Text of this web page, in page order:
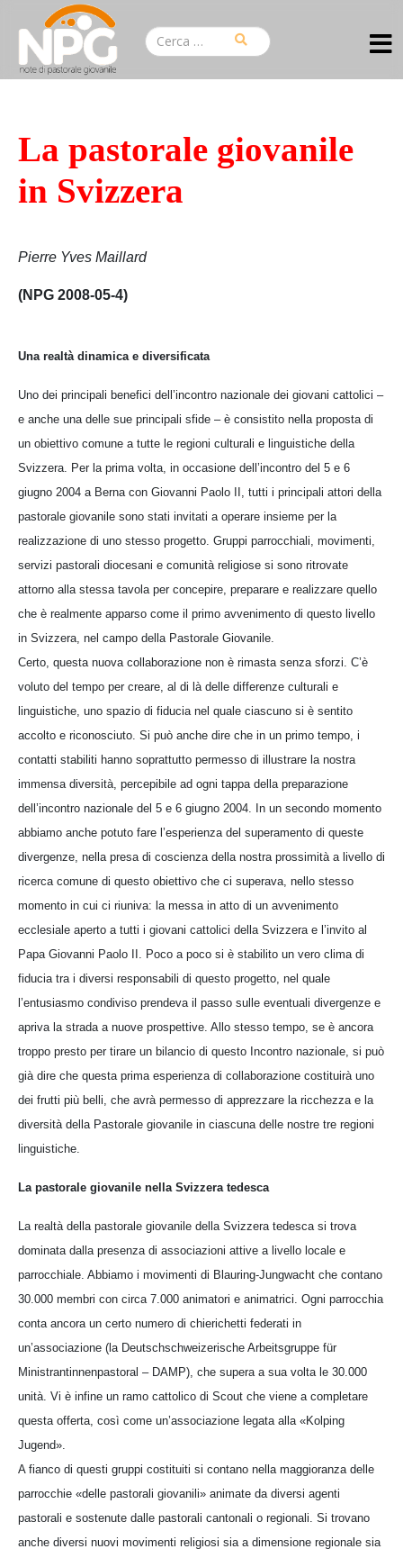
La pastorale giovanile
in Svizzera
Pierre Yves Maillard
(NPG 2008-05-4)
Una realtà dinamica e diversificata
Uno dei principali benefici dell’incontro nazionale dei giovani cattolici –
e anche una delle sue principali sfide – è consistito nella proposta di
un obiettivo comune a tutte le regioni culturali e linguistiche della
Svizzera. Per la prima volta, in occasione dell’incontro del 5 e 6
giugno 2004 a Berna con Giovanni Paolo II, tutti i principali attori della
pastorale giovanile sono stati invitati a operare insieme per la
realizzazione di uno stesso progetto. Gruppi parrocchiali, movimenti,
servizi pastorali diocesani e comunità religiose si sono ritrovate
attorno alla stessa tavola per concepire, preparare e realizzare quello
che è realmente apparso come il primo avvenimento di questo livello
in Svizzera, nel campo della Pastorale Giovanile.
Certo, questa nuova collaborazione non è rimasta senza sforzi. C’è
voluto del tempo per creare, al di là delle differenze culturali e
linguistiche, uno spazio di fiducia nel quale ciascuno si è sentito
accolto e riconosciuto. Si può anche dire che in un primo tempo, i
contatti stabiliti hanno soprattutto permesso di illustrare la nostra
immensa diversità, percepibile ad ogni tappa della preparazione
dell’incontro nazionale del 5 e 6 giugno 2004. In un secondo momento
abbiamo anche potuto fare l’esperienza del superamento di queste
divergenze, nella presa di coscienza della nostra prossimità a livello di
ricerca comune di questo obiettivo che ci superava, nello stesso
momento in cui ci riuniva: la messa in atto di un avvenimento
ecclesiale aperto a tutti i giovani cattolici della Svizzera e l’invito al
Papa Giovanni Paolo II. Poco a poco si è stabilito un vero clima di
fiducia tra i diversi responsabili di questo progetto, nel quale
l’entusiasmo condiviso prendeva il passo sulle eventuali divergenze e
apriva la strada a nuove prospettive. Allo stesso tempo, se è ancora
troppo presto per tirare un bilancio di questo Incontro nazionale, si può
già dire che questa prima esperienza di collaborazione costituirà uno
dei frutti più belli, che avrà permesso di apprezzare la ricchezza e la
diversità della Pastorale giovanile in ciascuna delle nostre tre regioni
linguistiche.
La pastorale giovanile nella Svizzera tedesca
La realtà della pastorale giovanile della Svizzera tedesca si trova
dominata dalla presenza di associazioni attive a livello locale e
parrocchiale. Abbiamo i movimenti di Blauring-Jungwacht che contano
30.000 membri con circa 7.000 animatori e animatrici. Ogni parrocchia
conta ancora un certo numero di chierichetti federati in
un’associazione (la Deutschschweizerische Arbeitsgruppe für
Ministrantinnenpastoral – DAMP), che supera a sua volta le 30.000
unità. Vi è infine un ramo cattolico di Scout che viene a completare
questa offerta, così come un’associazione legata alla «Kolping
Jugend».
A fianco di questi gruppi costituiti si contano nella maggioranza delle
parrocchie «delle pastorali giovanili» animate da diversi agenti
pastorali e sostenute dalle pastorali cantonali o regionali. Si trovano
anche diversi nuovi movimenti religiosi sia a dimensione regionale sia